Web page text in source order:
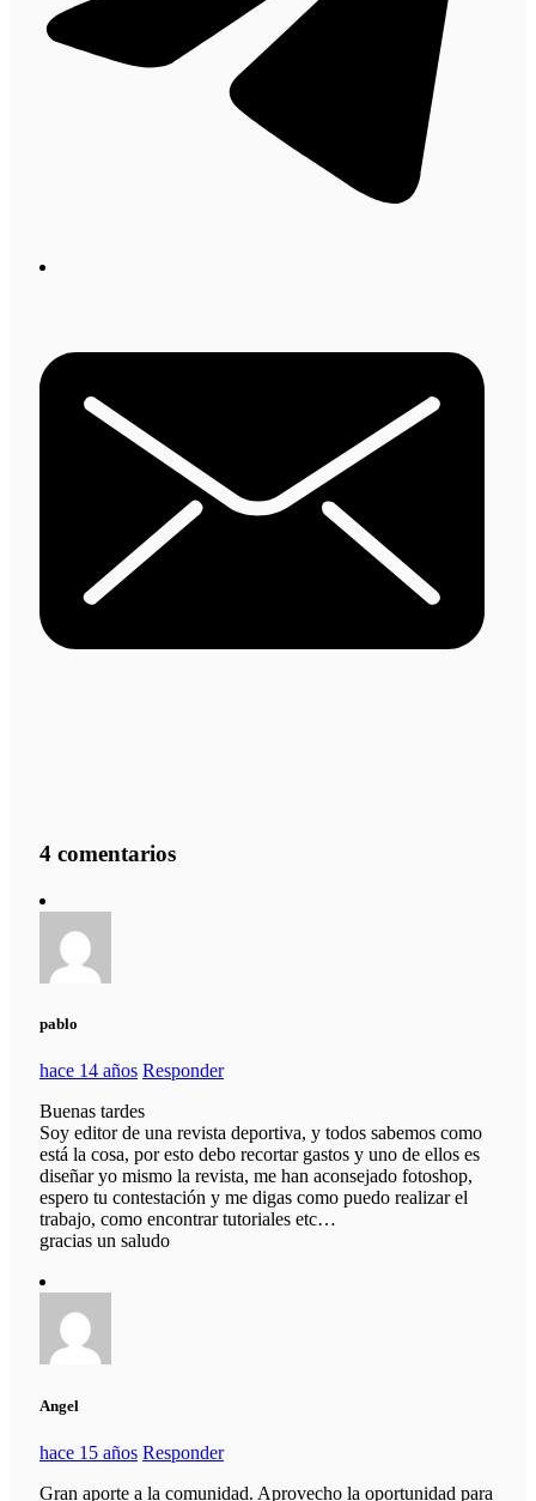
4 comentarios
pablo
hace 14 años Responder
Buenas tardes
Soy editor de una revista deportiva, y todos sabemos como
está la cosa, por esto debo recortar gastos y uno de ellos es
diseñar yo mismo la revista, me han aconsejado fotoshop,
espero tu contestación y me digas como puedo realizar el
trabajo, como encontrar tutoriales etc…
gracias un saludo
Angel
hace 15 años Responder
Gran aporte a la comunidad. Aprovecho la oportunidad para